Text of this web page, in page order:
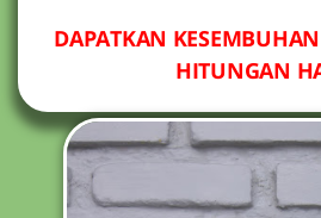
DAPATKAN
HITUNGAN